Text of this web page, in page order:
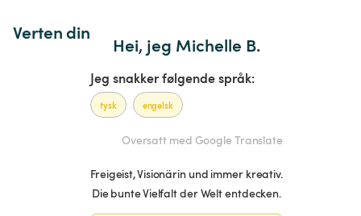
Verten din
Hei, jeg Michelle B.
Jeg snakker følgende språk:
tysk engelsk
Oversatt med Google Translate
Freigeist, Visionärin und immer kreativ.
Die bunte Vielfalt der Welt entdecken.